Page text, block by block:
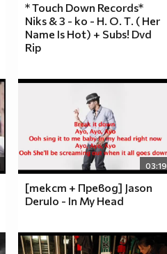
* Touch Down Records*
Niks & 3 - ko - H. О. Т. ( Her
Name Is Hot) + Subs! Dvd
Rip
03:19
[текст + Превод] Jason
Derulo - In My Head